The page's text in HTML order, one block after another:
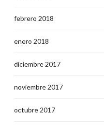
febrero 2018
enero 2018
diciembre 2017
noviembre 2017
octubre 2017